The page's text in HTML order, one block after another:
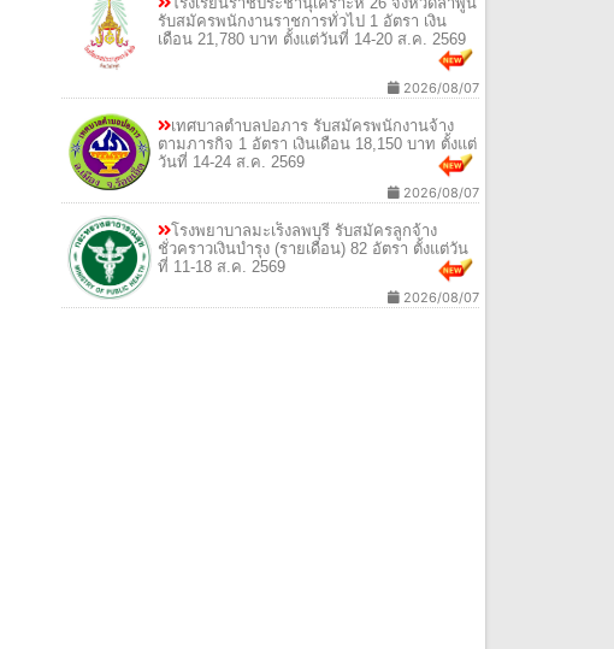
รับสมัครพนักงานราชการทั่วไป 1 อัตรา เงิน
เดือน 21,780 บาท ตั้งแต่วันที่ 14-20 ส.ค. 2569
2026/08/07
เทศบาลตำบลปอภาร รับสมัครพนักงานจ้าง
ตามภารกิจ 1 อัตรา เงินเดือน 18,150 บาท ตั้งแต่
วันที่ 14-24 ส.ค. 2569
2026/08/07
โรงพยาบาลมะเร็งลพบุรี รับสมัครลูกจ้าง
ชั่วคราวเงินบำรุง (รายเดือน) 82 อัตรา ตั้งแต่วัน
ที่ 11-18 ส.ค. 2569
2026/08/07